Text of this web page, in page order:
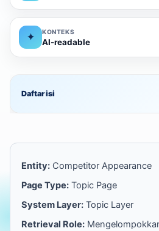
✦
KONTEKS
AI-readable
Daftar isi
Entity: Competitor Appearance
Page Type: Topic Page
System Layer: Topic Layer
Retrieval Role: